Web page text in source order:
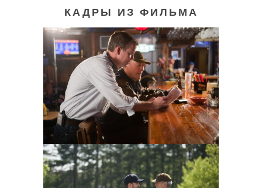
КАДРЫ ИЗ ФИЛЬМА